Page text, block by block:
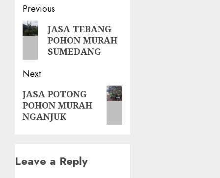
Post
navigation
Previous
PreviousJASA TEBANG
POHON MURAH
SUMEDANG
Next
Next
post:
JASA POTONG
POHON MURAH
NGANJUK
Leave a Reply